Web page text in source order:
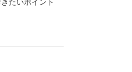
たいポイント